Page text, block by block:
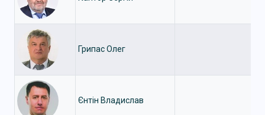
Грипас Олег
Єнтін Владислав